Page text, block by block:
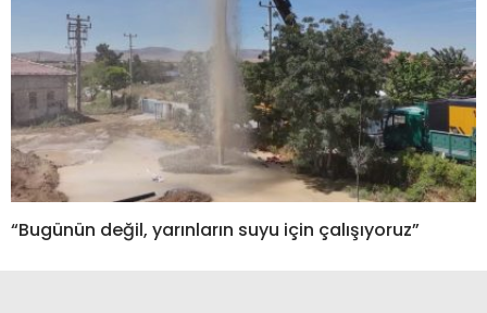
“Bugünün değil, yarınların suyu için çalışıyoruz”